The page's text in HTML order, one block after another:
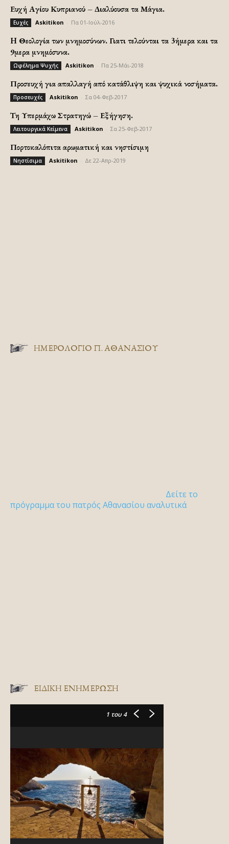
Ευχή Αγίου Κυπριανού – Διαλύουσα τα Μάγια.
Ευχές Askitikon Πα 01-Ιούλ-2016
H Θεολογία των μνημοσύνων. Γιατι τελούνται τα 3ήμερα και τα
9μερα μνημόσυνα.
Ωφέλημα Ψυχής Askitikon Πα 25-Μάι-2018
Προσευχή για απαλλαγή από κατάθλιψη και ψυχικά νοσήματα.
Προσευχές Askitikon Σα 04-Φεβ-2017
Τη Υπερμάχω Στρατηγώ – Εξήγηση.
Λειτουργικά Κείμενα Askitikon Σα 25-Φεβ-2017
Πορτοκαλόπιτα αρωματική και νηστίσιμη
Νηστίσιμα Askitikon Δε 22-Απρ-2019
ΗΜΕΡΟΛΟΓΙΟ Π. ΑΘΑΝΑΣΙΟΥ
Δείτε το
πρόγραμμα του πατρός Αθανασίου αναλυτικά
ΕΙΔΙΚΉ ΕΝΗΜΈΡΩΣΗ
1 του 4